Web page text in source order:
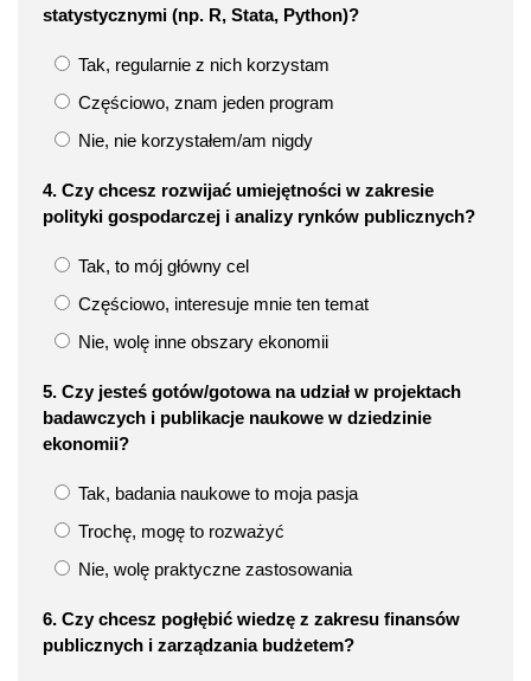
statystycznymi (np. R, Stata, Python)?
Tak, regularnie z nich korzystam
Częściowo, znam jeden program
Nie, nie korzystałem/am nigdy
4. Czy chcesz rozwijać umiejętności w zakresie
polityki gospodarczej i analizy rynków publicznych?
Tak, to mój główny cel
Częściowo, interesuje mnie ten temat
Nie, wolę inne obszary ekonomii
5. Czy jesteś gotów/gotowa na udział w projektach
badawczych i publikacje naukowe w dziedzinie
ekonomii?
Tak, badania naukowe to moja pasja
Trochę, mogę to rozważyć
Nie, wolę praktyczne zastosowania
6. Czy chcesz pogłębić wiedzę z zakresu finansów
publicznych i zarządzania budżetem?